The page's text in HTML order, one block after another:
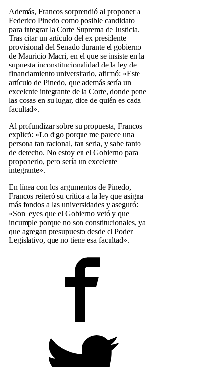
Además, Francos sorprendió al proponer a
Federico Pinedo como posible candidato
para integrar la Corte Suprema de Justicia.
Tras citar un artículo del ex presidente
provisional del Senado durante el gobierno
de Mauricio Macri, en el que se insiste en la
supuesta inconstitucionalidad de la ley de
financiamiento universitario, afirmó: «Este
artículo de Pinedo, que además sería un
excelente integrante de la Corte, donde pone
las cosas en su lugar, dice de quién es cada
facultad».
Al profundizar sobre su propuesta, Francos
explicó: «Lo digo porque me parece una
persona tan racional, tan seria, y sabe tanto
de derecho. No estoy en el Gobierno para
proponerlo, pero sería un excelente
integrante».
En línea con los argumentos de Pinedo,
Francos reiteró su crítica a la ley que asigna
más fondos a las universidades y aseguró:
«Son leyes que el Gobierno vetó y que
incumple porque no son constitucionales, ya
que agregan presupuesto desde el Poder
Legislativo, que no tiene esa facultad».